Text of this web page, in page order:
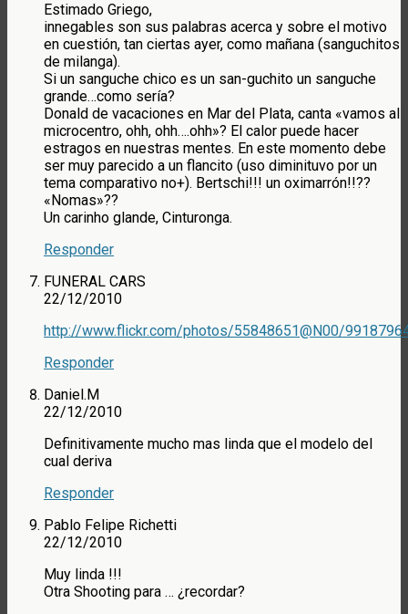
Estimado Griego,
innegables son sus palabras acerca y sobre el motivo
en cuestión, tan ciertas ayer, como mañana (sanguchitos
de milanga).
Si un sanguche chico es un san-guchito un sanguche
grande…como sería?
Donald de vacaciones en Mar del Plata, canta «vamos al
microcentro, ohh, ohh….ohh»? El calor puede hacer
estragos en nuestras mentes. En este momento debe
ser muy parecido a un flancito (uso diminituvo por un
tema comparativo no+). Bertschi!!! un oximarrón!!??
«Nomas»??
Un carinho glande, Cinturonga.
Responder
FUNERAL CARS
22/12/2010
http://www.flickr.com/photos/55848651@N00/
Responder
Daniel.M
22/12/2010
Definitivamente mucho mas linda que el modelo del
cual deriva
Responder
Pablo Felipe Richetti
22/12/2010
Muy linda !!!
Otra Shooting para … ¿recordar?